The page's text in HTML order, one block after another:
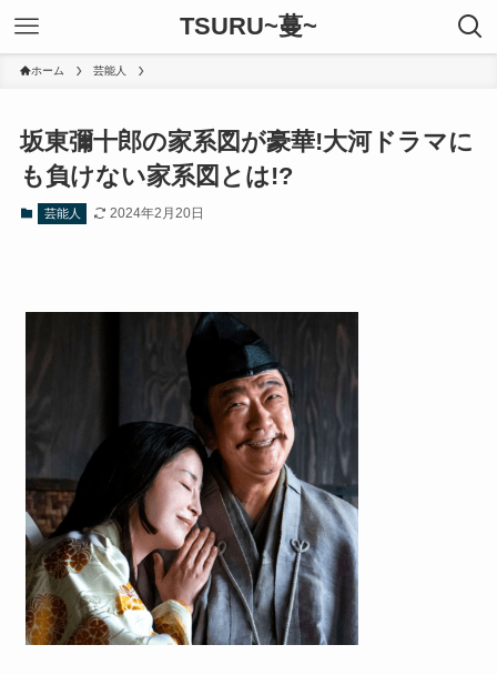
TSURU~蔓~
ホーム 芸能人
坂東彌十郎の家系図が豪華!大河ドラマに
も負けない家系図とは!?
芸能人 2024年2月20日